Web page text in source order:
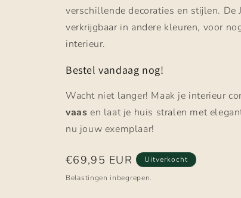
verschillende decoraties en stijlen. De
verkrijgbaar in andere kleuren, voor
interieur.
Bestel vandaag nog!
Wacht niet langer! Maak je interieur
vaas en laat je huis stralen met
nu jouw exemplaar!
Normale
prijs
€69,95 EUR
Uitverkocht
Belastingen inbegrepen.